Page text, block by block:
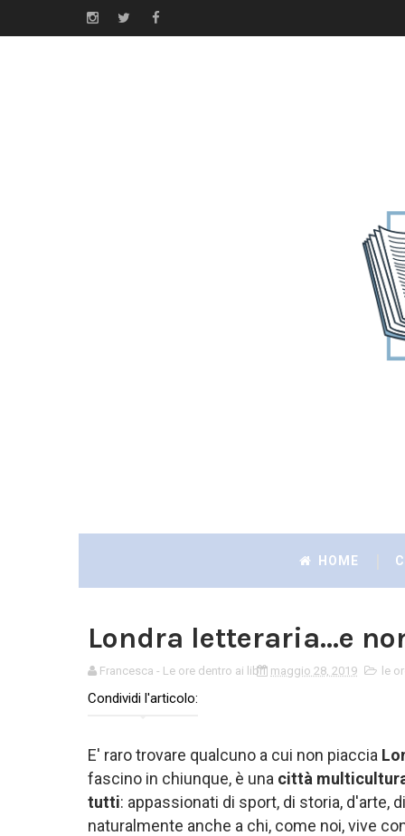
HOME
Londra letteraria...e
Francesca - Le ore dentro ai libri maggio 28, 2019 le
Condividi l'articolo:
E' raro trovare qualcuno a cui non piaccia
fascino in chiunque, è una città
tutti: appassionati di sport, di storia, d'arte,
naturalmente anche a chi, come noi, vive